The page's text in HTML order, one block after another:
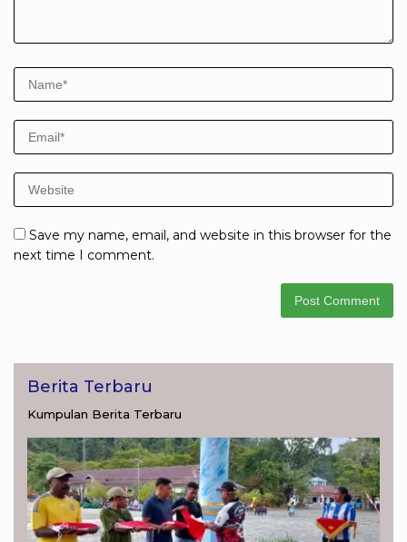
Save my name, email, and website in this browser for the
next time I comment.
Berita Terbaru
Kumpulan Berita Terbaru